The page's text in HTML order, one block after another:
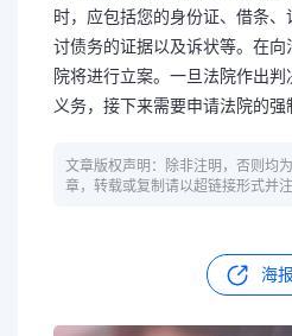
时，应包括您的身份证、借条
讨债务的证据以及诉状等。在
院将进行立案。一旦法院作出
义务，接下来需要申请法院的强
文章版权声明：除非注明，否则均
章，转载或复制请以超链接形式并注
海报